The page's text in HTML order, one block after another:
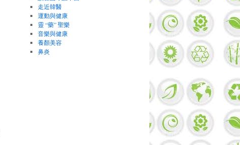
走近韓醫
運動與健康
靈 “藥” 聖樂
音樂與健康
養顏美容
鼻炎